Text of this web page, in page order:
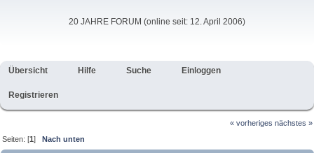
20 JAHRE FORUM (online seit: 12. April 2006)
Übersicht Hilfe Suche Einloggen
Registrieren
« vorheriges nächstes »
Seiten: [1]Nach unten